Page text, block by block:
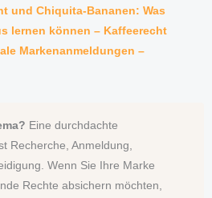
und Chiquita-Bananen: Was
lernen können – Kaffeerecht
Markenanmeldungen –
Eine durchdachte
Recherche, Anmeldung,
Wenn Sie Ihre Marke
Rechte absichern möchten,